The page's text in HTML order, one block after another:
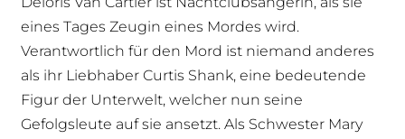
eines Tages Zeugin eines Mordes wird.
Verantwortlich für den Mord ist niemand anderes
als ihr Liebhaber Curtis Shank, eine bedeutende
Figur der Unterwelt, welcher nun seine
Gefolgsleute auf sie ansetzt. Als Schwester Mary